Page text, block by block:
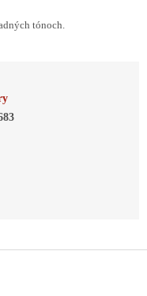
tónoch.